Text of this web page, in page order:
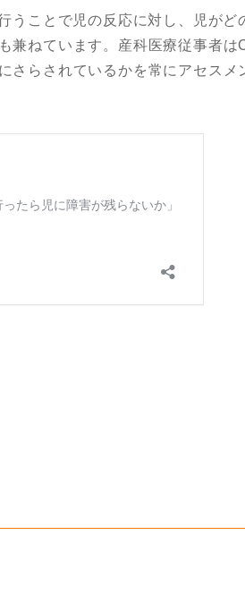
うことで児の反応に対し、児がど
兼ねています。産科医療従事者は
さらされているかを常にアセスメ